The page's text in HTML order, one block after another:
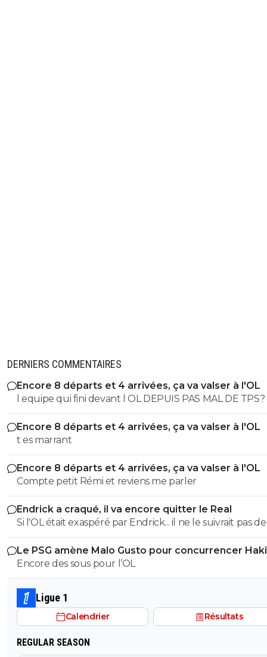
DERNIERS COMMENTAIRES
Encore 8 départs et 4 arrivées, ça va valser à l'OL
l equipe qui fini devant l OL DEPUIS PAS MAL DE TPS? lol. t
es tro malin toi
Encore 8 départs et 4 arrivées, ça va valser à l'OL
t es marrant
Encore 8 départs et 4 arrivées, ça va valser à l'OL
Compte petit Rémi et reviens me parler
Endrick a craqué, il va encore quitter le Real
Si l'OL était exaspéré par Endrick... il ne le suivrait pas
près. Bref... Quand l'équipe sera complète... ce sera beaucoup
mieux.
Le PSG amène Malo Gusto pour concurrencer
Encore des sous pour l’OL
Ligue 1
Calendrier Résultats
REGULAR SEASON